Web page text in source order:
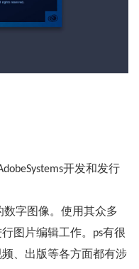
开发和发行
数字图像。使用其众多
图片编辑工作。ps有很
、出版等各方面都有涉